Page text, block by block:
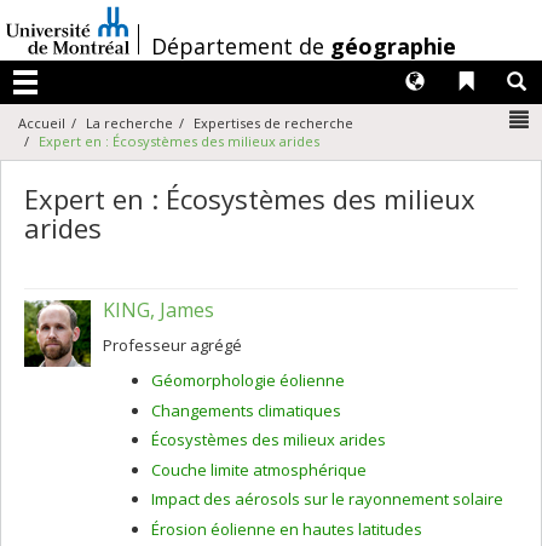
au
contenu
/Département de géographie
Menu
Liens
Langues
Accueil La recherche
Expertises de recherche
Expert en : Écosystèmes des milieux arides
Expert en : Écosystèmes des milieux
arides
KING, James
Professeur agrégé
Géomorphologie éolienne
Changements climatiques
Écosystèmes des milieux arides
Couche limite atmosphérique
Impact des aérosols sur le rayonnement solaire
Érosion éolienne en hautes latitudes